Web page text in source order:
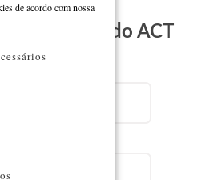
Newsletter do ACT
de acordo com nossa